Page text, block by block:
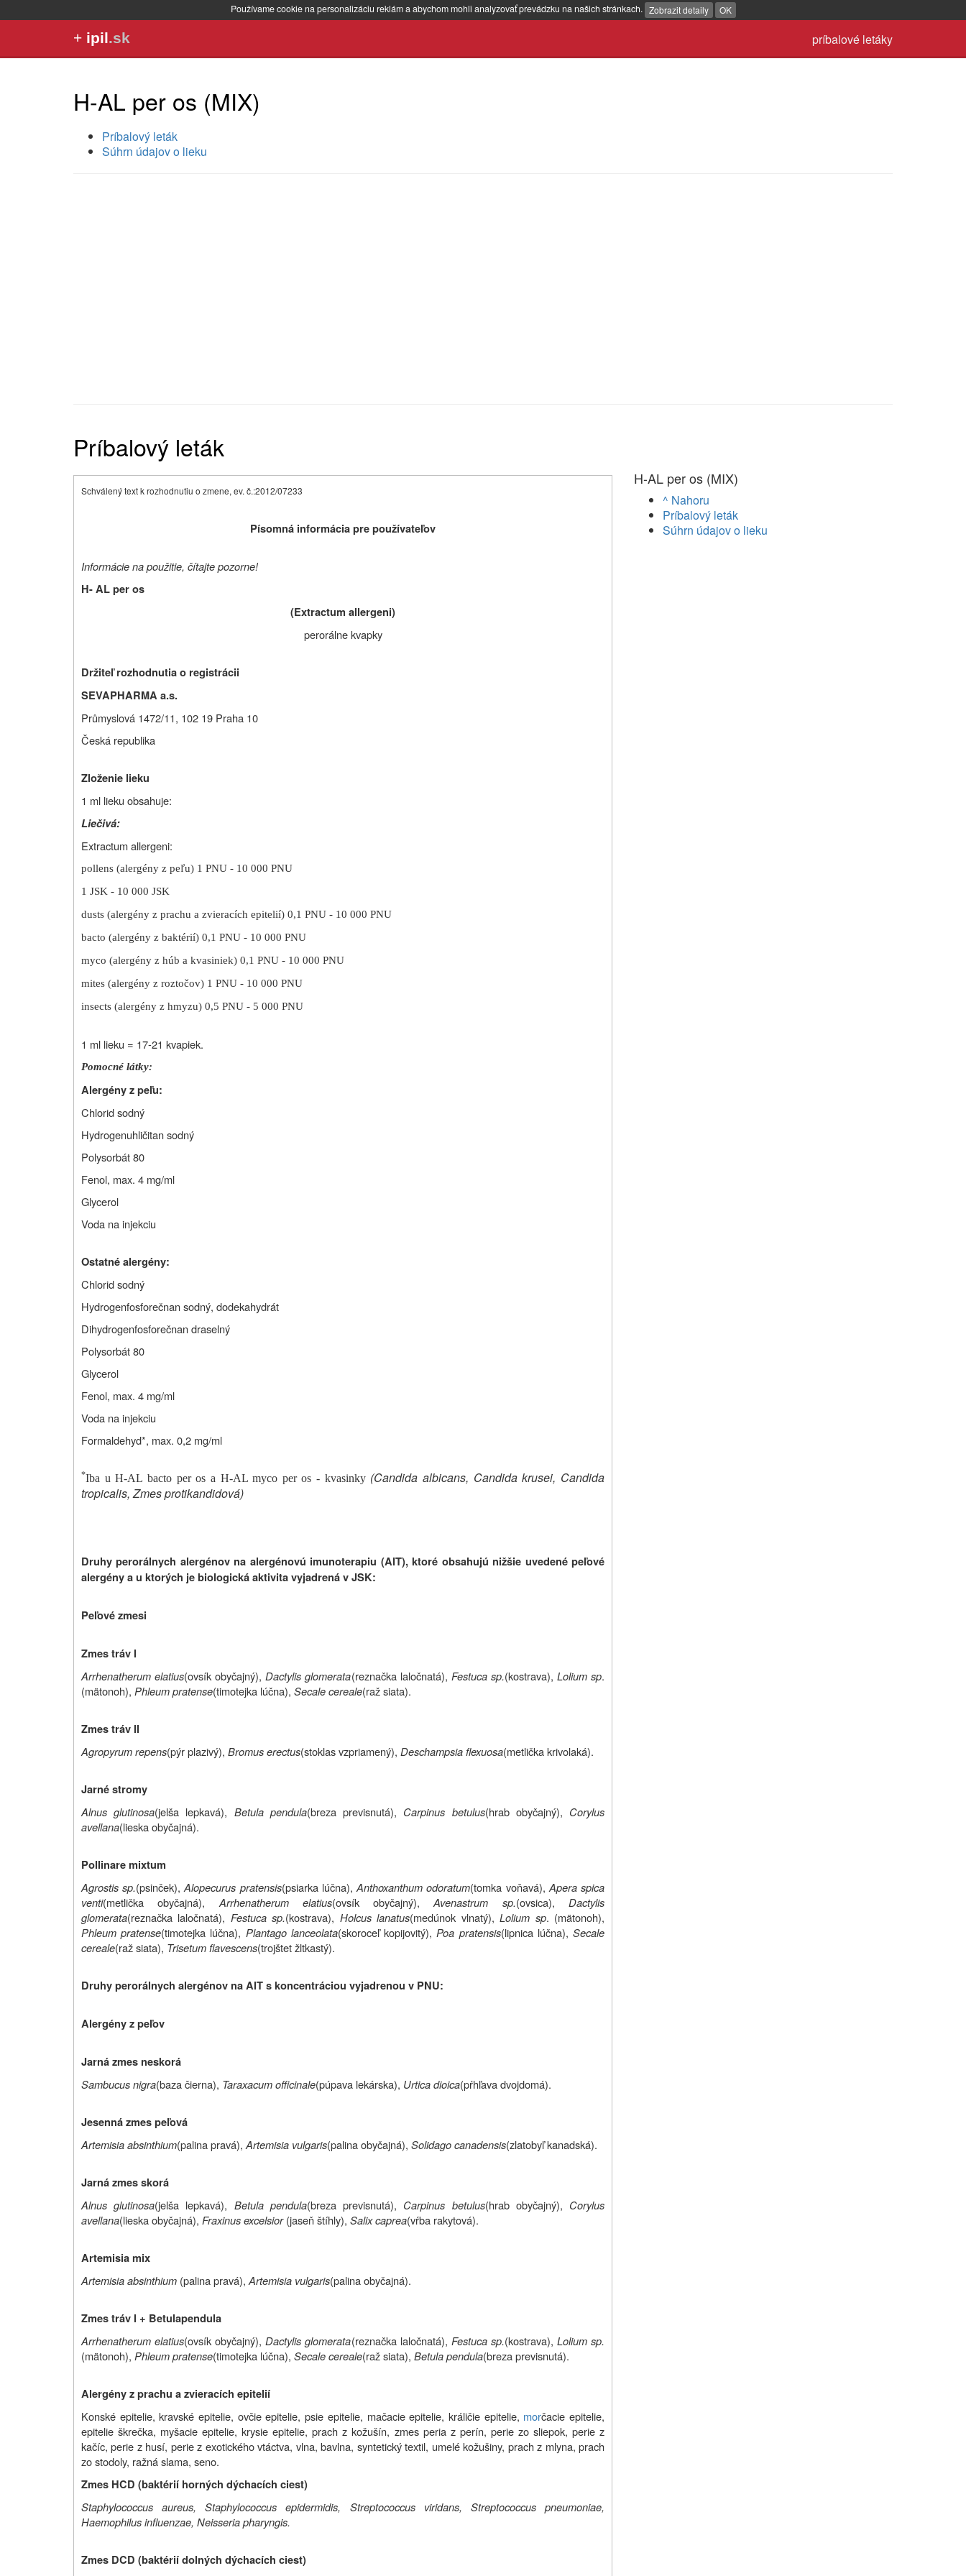
Používame cookie na personalizáciu reklám a abychom mohli analyzovať prevádzku na našich stránkach. Zobrazit detaily OK
príbalové letáky
+ ipil.sk
H-AL per os (MIX)
Príbalový leták
Súhrn údajov o lieku
Príbalový leták
Schválený text k rozhodnutiu o zmene, ev. č.:2012/07233
Písomná informácia pre používateľov
Informácie na použitie, čítajte pozorne!
H- AL per os
(Extractum allergeni)
perorálne kvapky
Držiteľ rozhodnutia o registrácii
SEVAPHARMA a.s.
Průmyslová 1472/11, 102 19 Praha 10
Česká republika
Zloženie lieku
1 ml lieku obsahuje:
Liečivá:
Extractum allergeni:
pollens (alergény z peľu) 1 PNU - 10 000 PNU
1 JSK - 10 000 JSK
dusts (alergény z prachu a zvieracích epitelií) 0,1 PNU - 10 000 PNU
bacto (alergény z baktérií) 0,1 PNU - 10 000 PNU
myco (alergény z húb a kvasiniek) 0,1 PNU - 10 000 PNU
mites (alergény z roztočov) 1 PNU - 10 000 PNU
insects (alergény z hmyzu) 0,5 PNU ‑ 5 000 PNU
1 ml lieku = 17-21 kvapiek.
Pomocné látky:
Alergény z peľu:
Chlorid sodný
Hydrogenuhličitan sodný
Polysorbát 80
Fenol, max. 4 mg/ml
Glycerol
Voda na injekciu
Ostatné alergény:
Chlorid sodný
Hydrogenfosforečnan sodný, dodekahydrát
Dihydrogenfosforečnan draselný
Polysorbát 80
Glycerol
Fenol, max. 4 mg/ml
Voda na injekciu
Formaldehyd*, max. 0,2 mg/ml
*Iba u H-AL bacto per os a H-AL myco per os - kvasinky (Candida albicans, Candida krusei, Candida
tropicalis, Zmes protikandidová)
Druhy perorálnych alergénov na alergénovú imunoterapiu (AIT), ktoré obsahujú nižšie uvedené peľové
alergény a u ktorých je biologická aktivita vyjadrená v JSK:
Peľové zmesi
Zmes tráv I
Arrhenatherum elatius(ovsík obyčajný), Dactylis glomerata(reznačka laločnatá), Festuca sp.(kostrava), Lolium sp.
(mätonoh), Phleum pratense(timotejka lúčna), Secale cereale(raž siata).
Zmes tráv II
Agropyrum repens(pýr plazivý), Bromus erectus(stoklas vzpriamený), Deschampsia flexuosa(metlička krivolaká).
Jarné stromy
Alnus glutinosa(jelša lepkavá), Betula pendula(breza previsnutá), Carpinus betulus(hrab obyčajný), Corylus
avellana(lieska obyčajná).
Pollinare mixtum
Agrostis sp.(psinček), Alopecurus pratensis(psiarka lúčna), Anthoxanthum odoratum(tomka voňavá), Apera spica
venti(metlička obyčajná), Arrhenatherum elatius(ovsík obyčajný), Avenastrum sp.(ovsica),
Dactylis
glomerata(reznačka laločnatá), Festuca sp.(kostrava), Holcus lanatus(medúnok vlnatý), Lolium sp. (mätonoh),
Phleum pratense(timotejka lúčna), Plantago lanceolata(skoroceľ kopijovitý), Poa pratensis(lipnica lúčna), Secale
cereale(raž siata), Trisetum flavescens(trojštet žltkastý).
Druhy perorálnych alergénov na AIT s koncentráciou vyjadrenou v PNU:
Alergény z peľov
Jarná zmes neskorá
Sambucus nigra(baza čierna), Taraxacum officinale(púpava lekárska), Urtica dioica(pŕhľava dvojdomá).
Jesenná zmes peľová
Artemisia absinthium(palina pravá), Artemisia vulgaris(palina obyčajná), Solidago canadensis(zlatobyľ kanadská).
Jarná zmes skorá
Alnus glutinosa(jelša lepkavá), Betula pendula(breza previsnutá), Carpinus betulus(hrab obyčajný), Corylus
avellana(lieska obyčajná), Fraxinus excelsior (jaseň štíhly), Salix caprea(vŕba rakytová).
Artemisia mix
Artemisia absinthium (palina pravá), Artemisia vulgaris(palina obyčajná).
Zmes tráv I + Betulapendula
Arrhenatherum elatius(ovsík obyčajný), Dactylis glomerata(reznačka laločnatá), Festuca sp.(kostrava), Lolium sp.
(mätonoh), Phleum pratense(timotejka lúčna), Secale cereale(raž siata), Betula pendula(breza previsnutá).
Alergény z prachu a zvieracích epitelií
Konské epitelie, kravské epitelie, ovčie epitelie, psie epitelie, mačacie epitelie, králičie epitelie, morčacie epitelie,
epitelie škrečka, myšacie epitelie, krysie epitelie, prach z kožušín, zmes peria z perín, perie zo sliepok, perie z
kačíc, perie z husí, perie z exotického vtáctva, vlna, bavlna, syntetický textil, umelé kožušiny, prach z mlyna, prach
zo stodoly, ražná slama, seno.
Zmes HCD (baktérií horných dýchacích ciest)
Staphylococcus aureus, Staphylococcus epidermidis, Streptococcus viridans, Streptococcus pneumoniae,
Haemophilus influenzae, Neisseria pharyngis.
Zmes DCD (baktérií dolných dýchacích ciest)
H-AL per os (MIX)
^ Nahoru
Príbalový leták
Súhrn údajov o lieku